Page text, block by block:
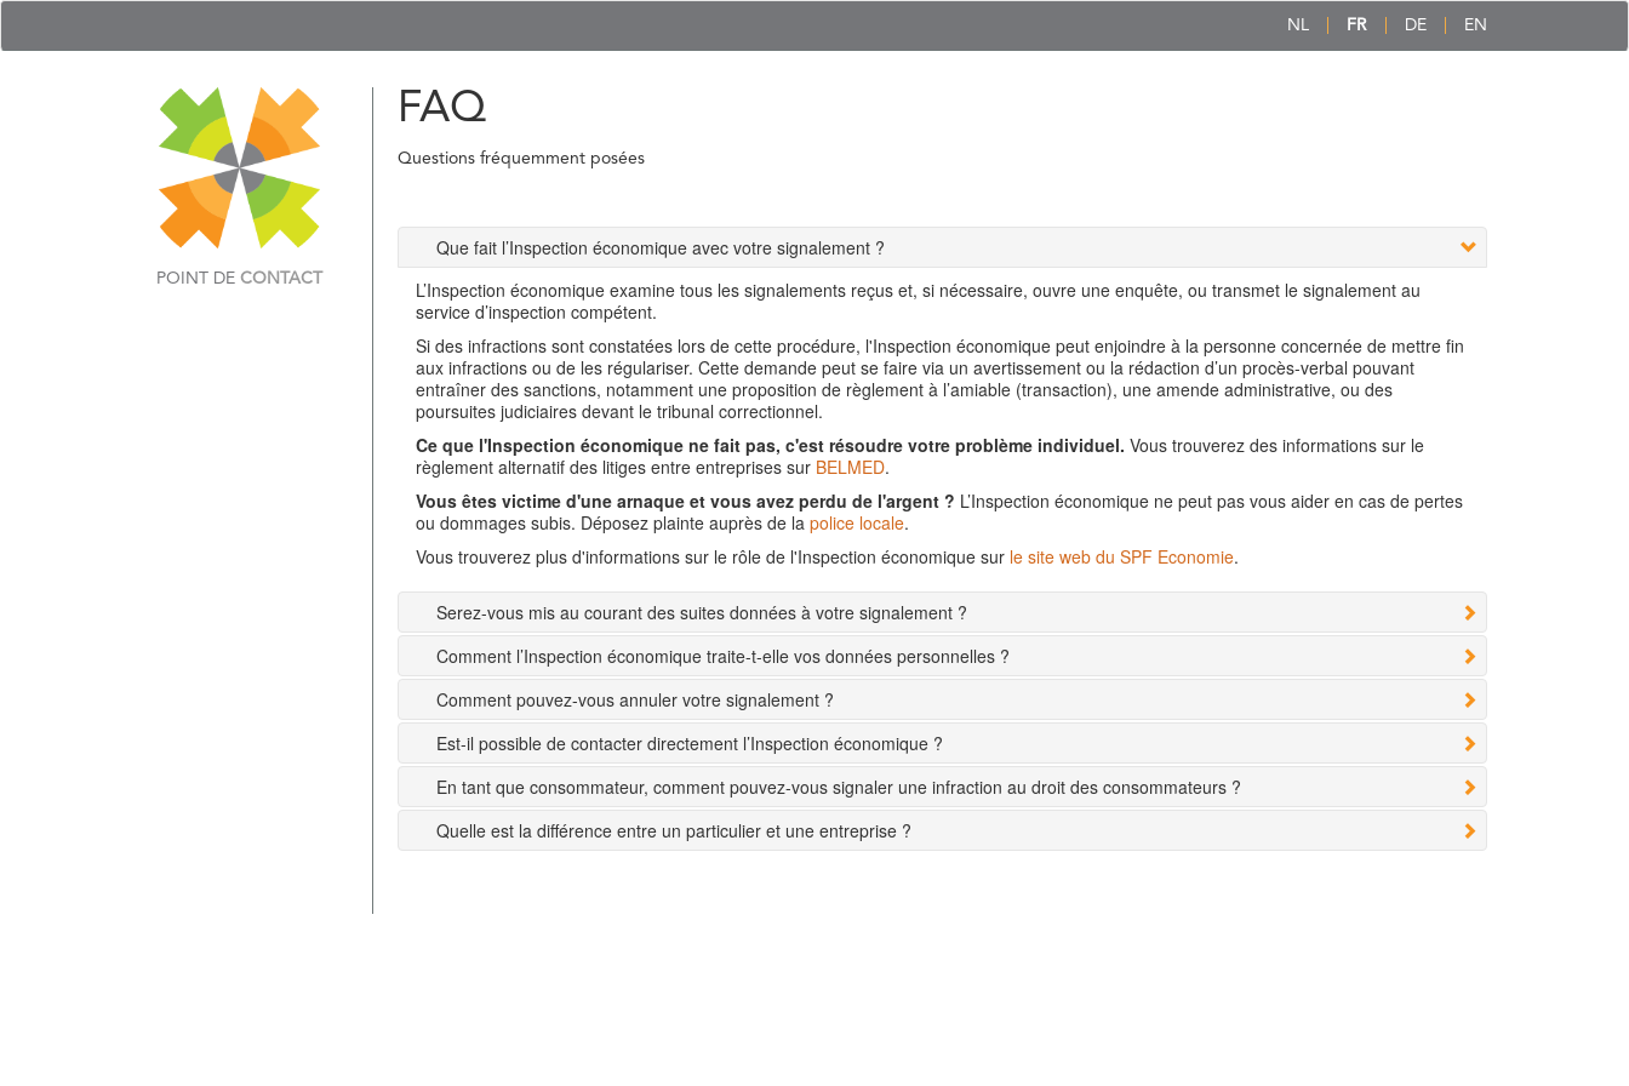
NL FR DE EN
POINT DE CONTACT
FAQ
Questions fréquemment posées
Que fait l’Inspection économique avec votre signalement ?
L’Inspection économique examine tous les signalements reçus et, si nécessaire, ouvre une enquête, ou transmet le signalement au
service d’inspection compétent.
Si des infractions sont constatées lors de cette procédure, l'Inspection économique peut enjoindre à la personne concernée de mettre fin
aux infractions ou de les régulariser. Cette demande peut se faire via un avertissement ou la rédaction d’un procès-verbal pouvant
entraîner des sanctions, notamment une proposition de règlement à l’amiable (transaction), une amende administrative, ou des
poursuites judiciaires devant le tribunal correctionnel.
Ce que l'Inspection économique ne fait pas, c'est résoudre votre problème individuel. Vous trouverez des informations sur le
règlement alternatif des litiges entre entreprises sur BELMED.
Vous êtes victime d'une arnaque et vous avez perdu de l'argent ? L’Inspection économique ne peut pas vous aider en cas de pertes
ou dommages subis. Déposez plainte auprès de la police locale.
Vous trouverez plus d'informations sur le rôle de l'Inspection économique sur le site web du SPF Economie.
Serez-vous mis au courant des suites données à votre signalement ?
Comment l’Inspection économique traite-t-elle vos données personnelles ?
Comment pouvez-vous annuler votre signalement ?
Est-il possible de contacter directement l’Inspection économique ?
En tant que consommateur, comment pouvez-vous signaler une infraction au droit des consommateurs ?
Quelle est la différence entre un particulier et une entreprise ?